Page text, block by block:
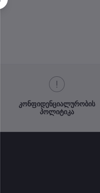
კონფიდენციალურობის
პოლიტიკა